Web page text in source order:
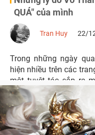
QUÁ" của mình
Tran Huy 22/
Trong những ngày
hiện nhiều trên các
một tuyệt tác sắp ra
cộng đồng game thủ
hoạt động của sản
mật.